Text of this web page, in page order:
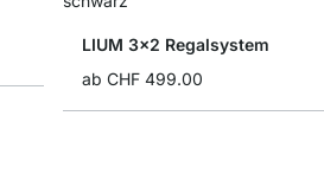
LIUM 3x2 Regalsystem
ab CHF 499.00